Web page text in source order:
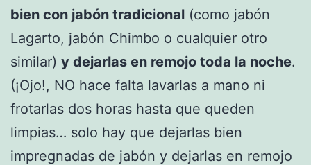
bien con jabón tradicional (como jabón
Lagarto, jabón Chimbo o cualquier otro
similar) y dejarlas en remojo toda la noche.
(¡Ojo!, NO hace falta lavarlas a mano ni
frotarlas dos horas hasta que queden
limpias… solo hay que dejarlas bien
impregnadas de jabón y dejarlas en remojo